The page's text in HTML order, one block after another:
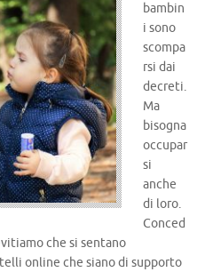
bambin
i sono
scompa
rsi dai
decreti.
Ma
bisogna
occupar
si
anche
di loro.
Conced
che si sentano
online che siano di supporto